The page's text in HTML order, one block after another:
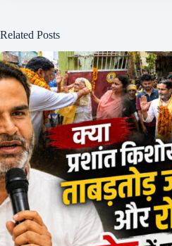
Related Posts